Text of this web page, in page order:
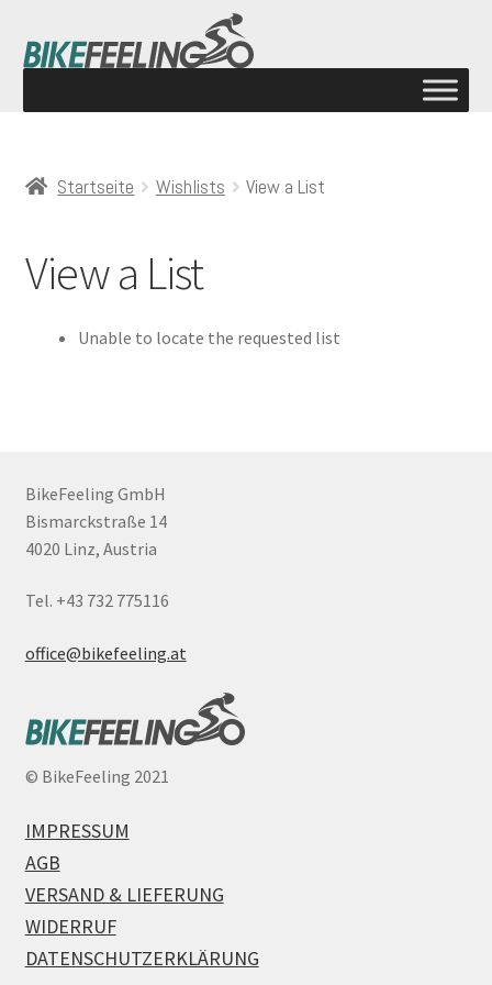
Startseite Wishlists View a List
View a List
Unable to locate the requested list
BikeFeeling GmbH
Bismarckstraße 14
4020 Linz, Austria
Tel. +43 732 775116
office@bikefeeling.at
© BikeFeeling 2021
IMPRESSUM
AGB
VERSAND & LIEFERUNG
WIDERRUF
DATENSCHUTZERKLÄRUNG